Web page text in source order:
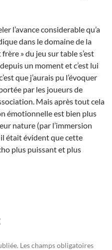
l’avance considerable qu’a
dans le domaine de la
» du jeu sur table s’est
un moment et c’est lui
que j’aurais pu l’évoquer
par les joueurs de
Mais après tout cela
émotionnelle est bien plus
nature (par l’immersion
était évident que cette
plus puissant et plus
Les champs obligatoires